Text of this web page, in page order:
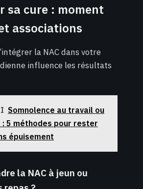
sa cure : moment
associations
la NAC dans votre
influence les résultats
Somnolence au travail ou
: 5 méthodes pour rester
épuisement
la NAC à jeun ou